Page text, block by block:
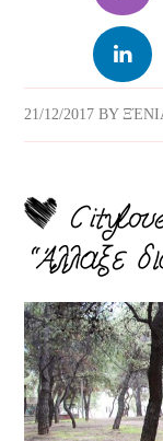
21/12/2017 BY
“Άλλαξε